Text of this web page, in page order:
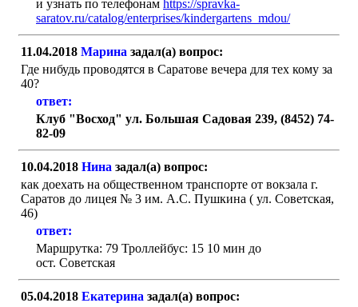
и узнать по телефонам https://spravka-
saratov.ru/catalog/enterprises/kindergartens_mdou/
11.04.2018 Марина задал(а) вопрос:
Где нибудь проводятся в Саратове вечера для тех кому за
40?
ответ:
Клуб "Восход" ул. Большая Садовая 239, (8452) 74-
82-09
10.04.2018 Нина задал(а) вопрос:
как доехать на общественном транспорте от вокзала г.
Саратов до лицея № 3 им. А.С. Пушкина ( ул. Советская,
46)
ответ:
Маршрутка: 79 Троллейбус: 15 10 мин до
ост. Советская
05.04.2018 Екатерина задал(а) вопрос: